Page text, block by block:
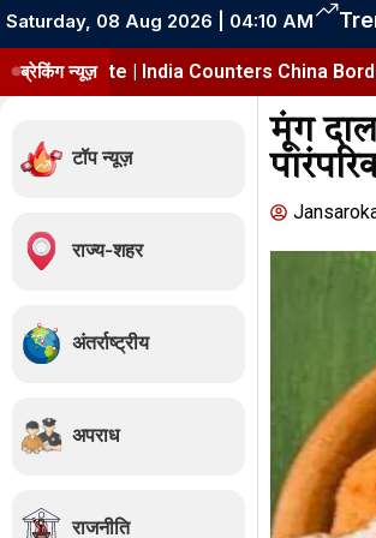
Saturday, 08 Aug 2026 | 04:10 AM
ब्रेकिंग न्यूज़
Counters China Border Naming Move
टॉप न्यूज़
राज्य-शहर
अंतर्राष्ट्रीय
अपराध
राजनीति
मूंग